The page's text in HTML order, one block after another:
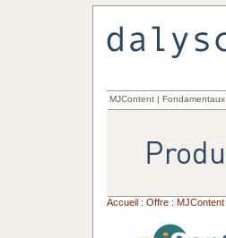
MJContent | Fondamentaux
Accueil : Offre : MJContent